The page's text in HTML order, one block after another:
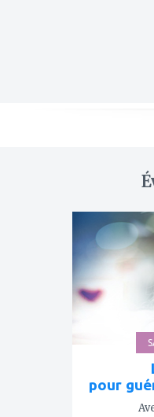
mes
favoris
pour